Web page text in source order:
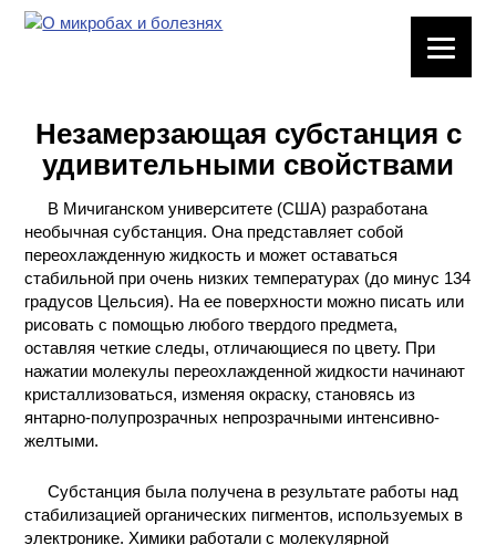
ХИМИЧЕСКАЯ
ПОСУДА
ВРЕДНЫЕ
ФАКТОРЫ
МЕТОДЫ
ПРАКТИЧЕСКОЙ
ХИМИИ
ХИМИЯ НА
ПРОИЗВОДСТВЕ
И ХИМИЧЕСКАЯ
КОНТАКТЫ
Незамерзающая субстанция с
удивительными свойствами
В Мичиганском университете (США) разработана
необычная субстанция. Она представляет собой
переохлажденную жидкость и может оставаться
стабильной при очень низких температурах (до минус 134
градусов Цельсия). На ее поверхности можно писать или
рисовать с помощью любого твердого предмета,
оставляя четкие следы, отличающиеся по цвету. При
нажатии молекулы переохлажденной жидкости начинают
кристаллизоваться, изменяя окраску, становясь из
янтарно-полупрозрачных непрозрачными интенсивно-
желтыми.
Субстанция была получена в результате работы над
стабилизацией органических пигментов, используемых в
электронике. Химики работали с молекулярной